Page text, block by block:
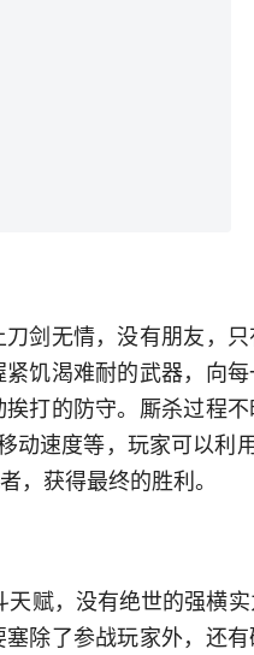
剑无情，没有朋友，只
饥渴难耐的武器，向
打的防守。厮杀过程
速度等，玩家可以利用
，获得最终的胜利。
赋，没有绝世的强横
除了参战玩家外，还